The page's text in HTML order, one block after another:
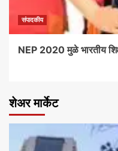
संपादकीय
NEP 2020 मुळे भारतीय
शेअर मार्केट